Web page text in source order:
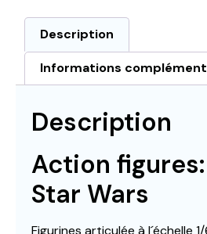
Description
Informations
Description
Action
Star Wars
Figurines articulée à l´échelle